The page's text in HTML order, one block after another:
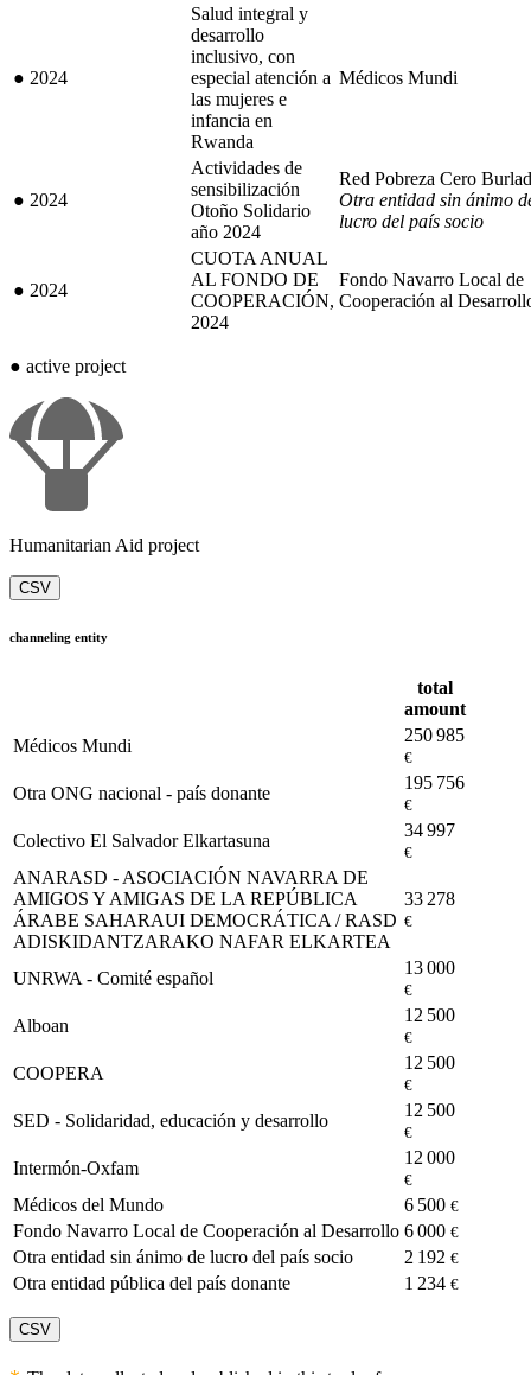
● 2024
Salud integral y
desarrollo
inclusivo, con
especial atención a
las mujeres e
infancia en
Rwanda
Médicos Mundi
● 2024
Actividades de
sensibilización
Otoño Solidario
año 2024
Red Pobreza Cero
Otra entidad sin ánimo
lucro del país socio
● 2024
CUOTA ANUAL
AL FONDO DE
COOPERACIÓN,
2024
Fondo Navarro Local de
Cooperación al
● active project
Humanitarian Aid project
CSV
channeling entity
total
amount
Médicos Mundi
250 985
€
Otra ONG nacional - país donante
195 756
€
Colectivo El Salvador Elkartasuna
34 997
€
ANARASD - ASOCIACIÓN NAVARRA DE
AMIGOS Y AMIGAS DE LA REPÚBLICA
ÁRABE SAHARAUI DEMOCRÁTICA / RASD
ADISKIDANTZARAKO NAFAR ELKARTEA
33 278
€
UNRWA - Comité español
13 000
€
Alboan
12 500
€
COOPERA
12 500
€
SED - Solidaridad, educación y desarrollo
12 500
€
Intermón-Oxfam
12 000
€
Médicos del Mundo 6 500 €
Fondo Navarro Local de Cooperación al Desarrollo 6 000 €
Otra entidad sin ánimo de lucro del país socio 2 192 €
Otra entidad pública del país donante 1 234 €
CSV